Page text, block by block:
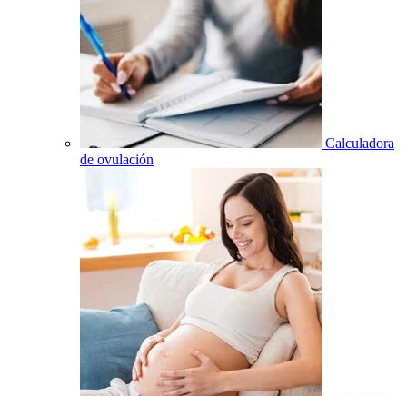
Calculadora
de ovulación